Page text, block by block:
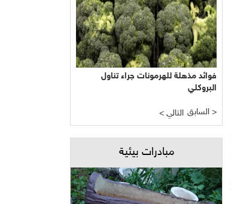
فوائد مذهلة للهرمونات جراء تناول
البروكلي
< التالي السابق >
مبادرات بيئية